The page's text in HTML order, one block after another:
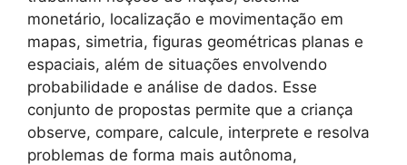
monetário, localização e movimentação em
mapas, simetria, figuras geométricas planas e
espaciais, além de situações envolvendo
probabilidade e análise de dados. Esse
conjunto de propostas permite que a criança
observe, compare, calcule, interprete e resolva
problemas de forma mais autônoma,